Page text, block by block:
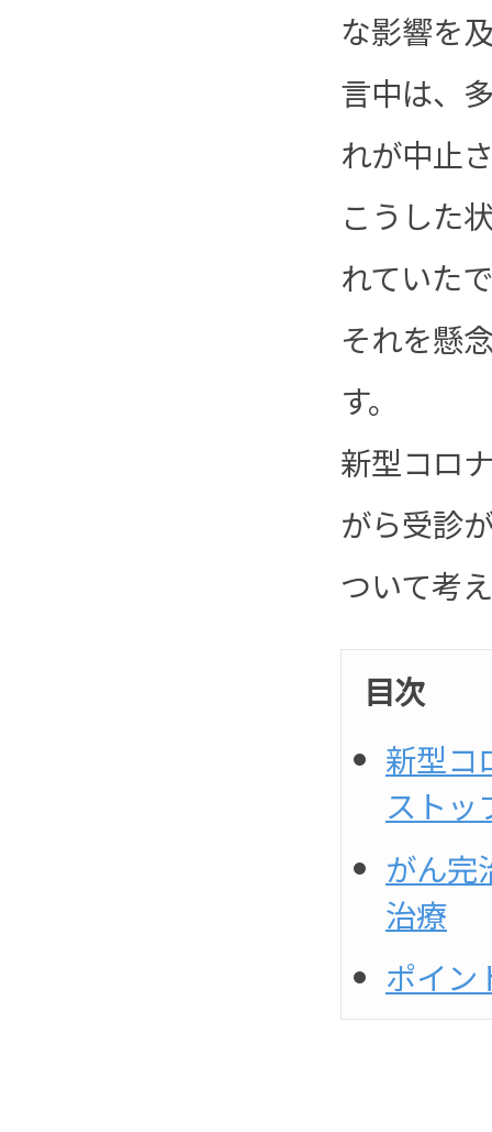
な影響を
言中は、
れが中止
こうした
れていた
それを懸
す。
新型コロ
がら受診
ついて考
目次
新型コ
ストッ
がん完
治療
ポイン